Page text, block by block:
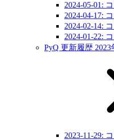
2024-05-01:
2024-04-17:
2024-02-14:
2024-01-22:
PyQ 更新履歴 2023
2023-11-29: